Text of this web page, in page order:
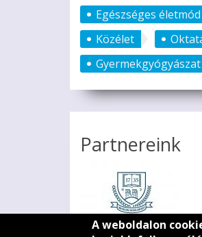
Egészséges életmód
Közélet
Gyermekgyógyászat
Partnereink
A weboldalon